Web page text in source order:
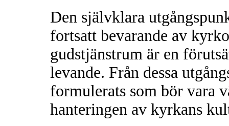
Den självklara
fortsatt bevarande av
gudstjänstrum är en
levande. Från dessa
formulerats som bör vara
hanteringen av kyrkans